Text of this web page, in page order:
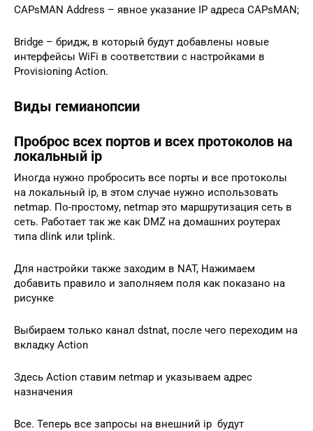
CAPsMAN Address – явное указание IP адреса CAPsMAN;
Bridge – бридж, в который будут добавлены новые
интерфейсы WiFi в соответствии с настройками в
Provisioning Action.
Виды гемианопсии
Проброс всех портов и всех протоколов на
локальный ip
Иногда нужно пробросить все порты и все протоколы
на локальный ip, в этом случае нужно использовать
netmap. По-простому, netmap это маршрутизация сеть в
сеть. Работает так же как DMZ на домашних роутерах
типа dlink или tplink.
Для настройки также заходим в NAT, Нажимаем
добавить правило и заполняем поля как показано на
рисунке
Выбираем только канал dstnat, после чего переходим на
вкладку Action
Здесь Action ставим netmap и указываем адрес
назначения
Все. Теперь все запросы на внешний ip будут